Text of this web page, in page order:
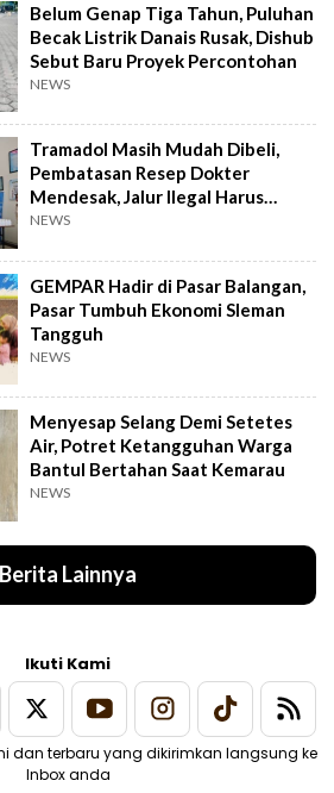
Belum Genap Tiga Tahun, Puluhan
Becak Listrik Danais Rusak, Dishub
Sebut Baru Proyek Percontohan
NEWS
Tramadol Masih Mudah Dibeli,
Pembatasan Resep Dokter
Mendesak, Jalur Ilegal Harus
Distop
NEWS
GEMPAR Hadir di Pasar Balangan,
Pasar Tumbuh Ekonomi Sleman
Tangguh
NEWS
Menyesap Selang Demi Setetes
Air, Potret Ketangguhan Warga
Bantul Bertahan Saat Kemarau
NEWS
Berita Lainnya
Ikuti Kami
dan terbaru yang dikirimkan langsung ke
Inbox anda